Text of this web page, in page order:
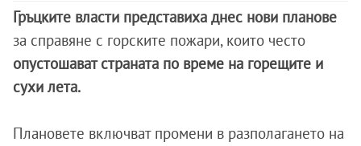
Гръцките власти представиха днес нови планове
за справяне с горските пожари, които често
опустошават страната по време на горещите и
сухи лета.
Плановете включват промени в разполагането на